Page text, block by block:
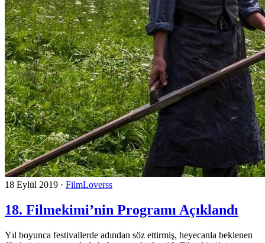
18 Eylül 2019 · FilmLoverss
18. Filmekimi’nin Programı Açıklandı
Yıl boyunca festivallerde adından söz ettirmiş, heyecanla beklenen